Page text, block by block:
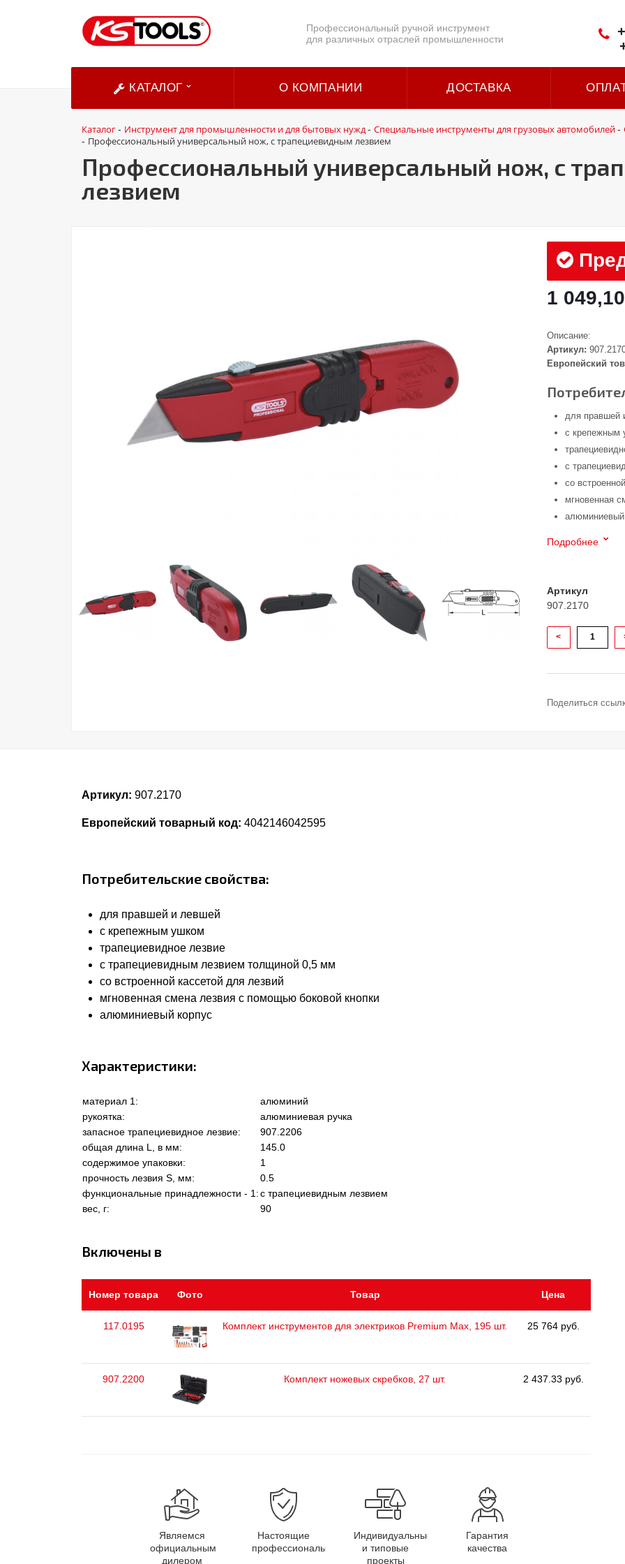
Профессиональный ручной инструмент
для различных отраслей промышленности
КАТАЛОГ О КОМПАНИИ ДОСТАВКА
Каталог- Инструмент для промышленности и для бытовых нужд- Специальные инструменты для грузовых автомобилей-
- Профессиональный универсальный нож, с трапециевидным лезвием
Профессиональный универсальный нож, с
лезвием
1
Описание:
Артикул:
Европейский
для правшей
с крепежным
с
со
мгновенная
алюминиевый
Подробнее
Артикул
907.2170
<
Поделиться
Артикул: 907.2170
Европейский товарный код: 4042146042595
Потребительские свойства:
для правшей и левшей
с крепежным ушком
трапециевидное лезвие
с трапециевидным лезвием толщиной 0,5 мм
со встроенной кассетой для лезвий
мгновенная смена лезвия с помощью боковой кнопки
алюминиевый корпус
Характеристики:
материал 1:
алюминий
рукоятка:
алюминиевая ручка
запасное трапециевидное лезвие:
907.2206
общая длина L, в мм:
145.0
содержимое упаковки:
1
прочность лезвия S, мм:
0.5
функциональные принадлежности - 1:с трапециевидным лезвием
вес, г:
90
Включены в
Номер товара Фото Товар Цена
117.0195 Комплект инструментов для электриков Premium Max, 195 шт. 25 764 руб.
907.2200 Комплект ножевых скребков, 27 шт. 2 437.33 руб.
Являемся
официальным
дилером
Настоящие
профессионалы
Индивидуальные
и типовые
проекты
Гарантия
качества